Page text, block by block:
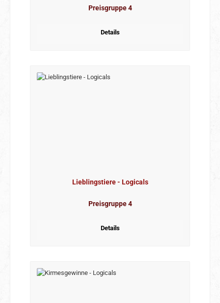
Preisgruppe 4
Details
Lieblingstiere - Logicals
Preisgruppe 4
Details